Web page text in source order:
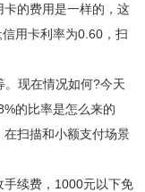
的费用是一样的，这
用卡利率为0.60，扫
现在情况如何?今天
的比率是怎么来的
扫描和小额支付场景
续费，1000元以下免